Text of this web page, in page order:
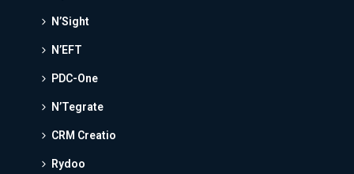
N’Sight
N’EFT
PDC-One
N’Tegrate
CRM Creatio
Rydoo